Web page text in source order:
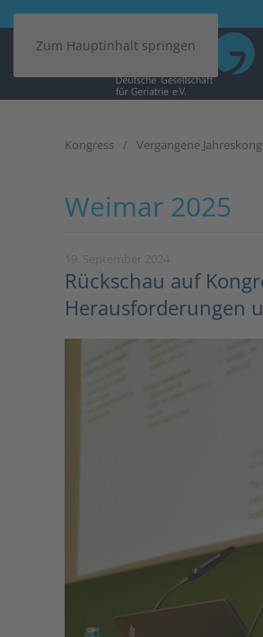
Zum Hauptinhalt springen
Kongress Vergangene
Weimar 2025
Rückschau auf
Herausforderungen